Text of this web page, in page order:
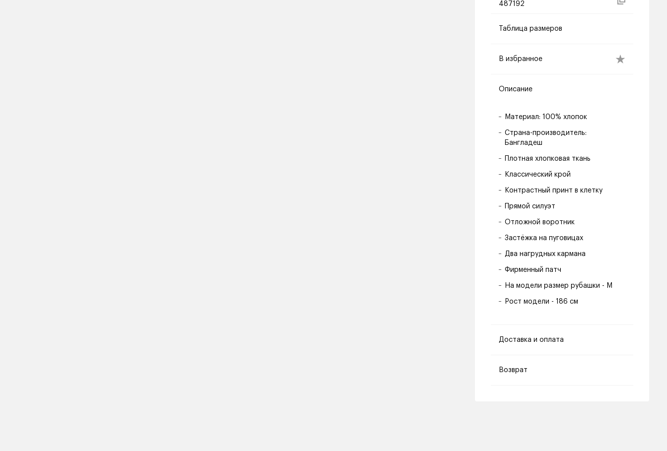
487192
Таблица размеров
В избранное
Описание
Материал: 100% хлопок
Страна-производитель:
Бангладеш
Плотная хлопковая ткань
Классический крой
Контрастный принт в клетку
Прямой силуэт
Отложной воротник
Застёжка на пуговицах
Два нагрудных кармана
Фирменный патч
На модели размер рубашки - M
Рост модели - 186 см
Доставка и оплата
Возврат